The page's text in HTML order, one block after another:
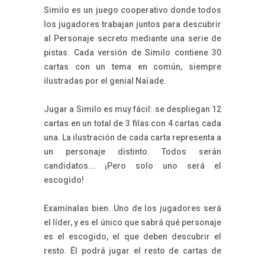
Similo es un juego cooperativo donde todos
los jugadores trabajan juntos para descubrir
al Personaje secreto mediante una serie de
pistas. Cada versión de Similo contiene 30
cartas con un tema en común, siempre
ilustradas por el genial Naïade.
Jugar a Similo es muy fácil: se despliegan 12
cartas en un total de 3 filas con 4 cartas cada
una. La ilustración de cada carta representa a
un personaje distinto. Todos serán
candidatos... ¡Pero solo uno será el
escogido!
Examínalas bien. Uno de los jugadores será
el líder, y es el único que sabrá qué personaje
es el escogido, el que deben descubrir el
resto. Él podrá jugar el resto de cartas de